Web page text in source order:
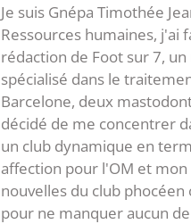
Je suis Gnépa Timothée
Ressources humaines, j'ai
rédaction de Foot sur 7,
spécialisé dans le
Barcelone, deux
décidé de me concentrer
un club dynamique en
affection pour l'OM et
nouvelles du club
pour ne manquer aucun